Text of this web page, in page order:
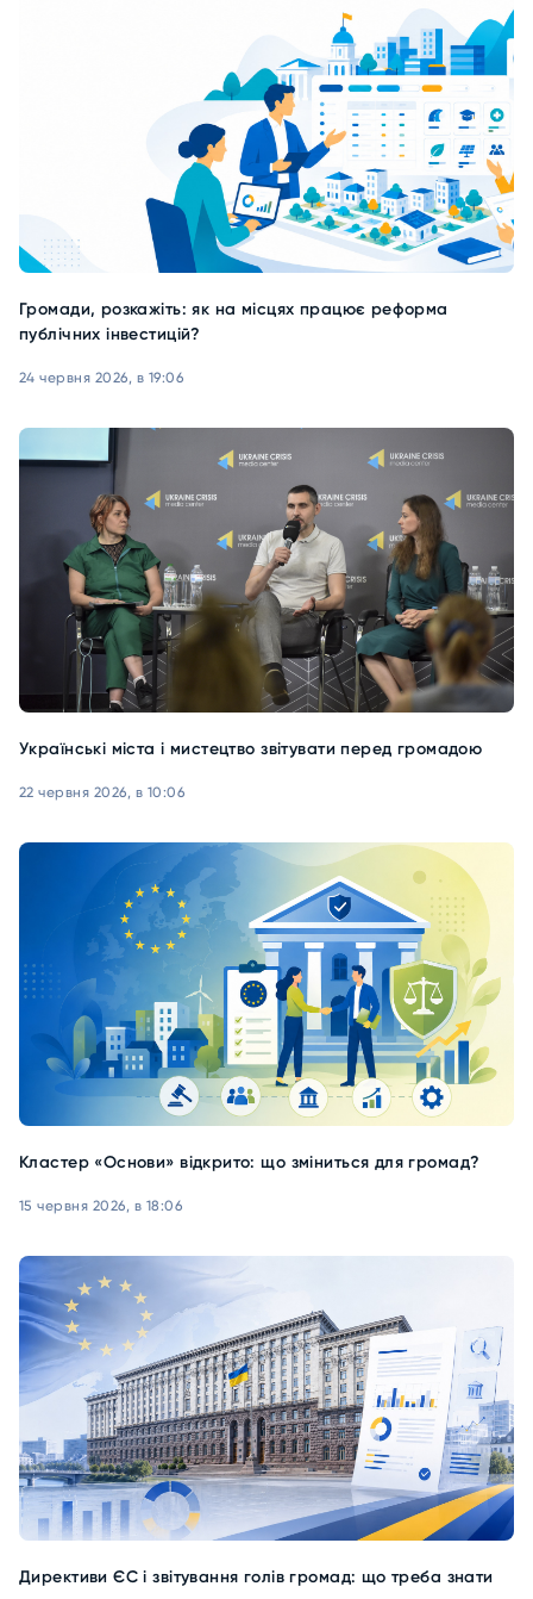
Громади, розкажіть: як на місцях працює реформа
публічних інвестицій?
24 червня 2026, в 19:06
Українські міста і мистецтво звітувати перед громадою
22 червня 2026, в 10:06
Кластер «Основи» відкрито: що зміниться для громад?
15 червня 2026, в 18:06
Директиви ЄС і звітування голів громад: що треба знати